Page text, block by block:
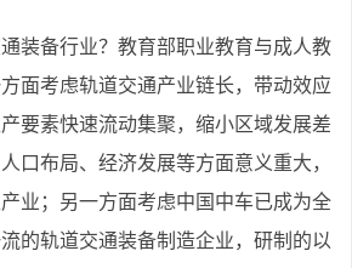
备行业？教育部职业教育与成人教
面考虑轨道交通产业链长，带动效应
要素快速流动集聚，缩小区域发展差
口布局、经济发展等方面意义重大，
业；另一方面考虑中国中车已成为全
的轨道交通装备制造企业，研制的以